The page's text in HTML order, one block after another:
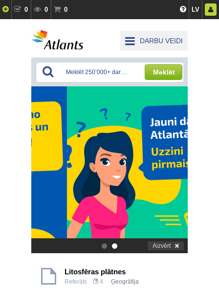
0 0 0 LV
DARBU VEIDI
Meklēt
. Aizvērt
Litosfēras plātnes
Referāts 4 Ģeogrāfija